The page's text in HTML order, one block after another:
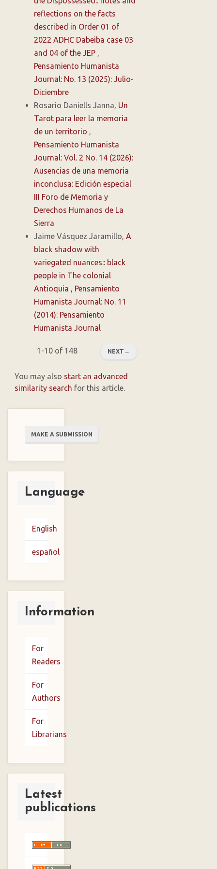
reflections on the facts
described in Order 01 of
2022 ADHC Dabeiba case 03
and 04 of the JEP ,
Pensamiento Humanista
Journal: No. 13 (2025): Julio-
Diciembre
Rosario Daniells Janna, Un
Tarot para leer la memoria
de un territorio ,
Pensamiento Humanista
Journal: Vol. 2 No. 14 (2026):
Ausencias de una memoria
inconclusa: Edición especial
III Foro de Memoria y
Derechos Humanos de La
Sierra
Jaime Vásquez Jaramillo, A
black shadow with
variegated nuances:: black
people in The colonial
Antioquia , Pensamiento
Humanista Journal: No. 11
(2014): Pensamiento
Humanista Journal
1-10 of 148 NEXT →
You may also start an advanced
similarity search for this article.
Make
MAKE A SUBMISSION
Language
English
español
Information
For
Readers
For
Authors
For
Librarians
Latest
publications